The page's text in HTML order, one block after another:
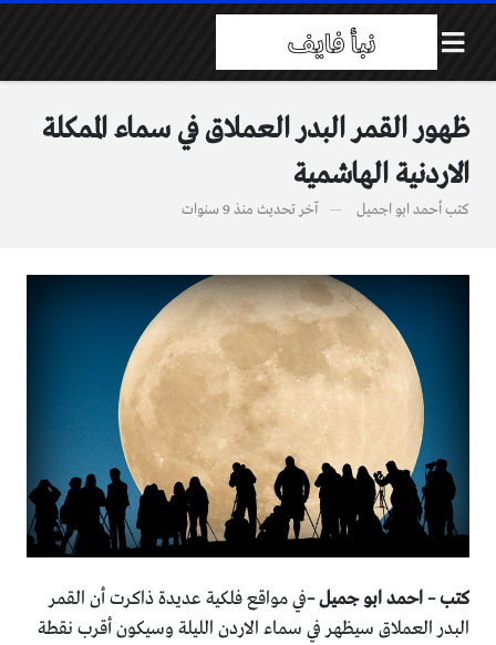
ظهور القمر البدر العملاق في سماء الممكلة
الاردنية الهاشمية
كتبأحمد ابو اجميل آخر تحديث منذ 9 سنوات
كتب – احمد ابو جميل –في مواقع فلكية عديدة ذاكرت أن القمر
البدر العملاق سيظهر في سماء الاردن الليلة وسيكون أقرب نقطة